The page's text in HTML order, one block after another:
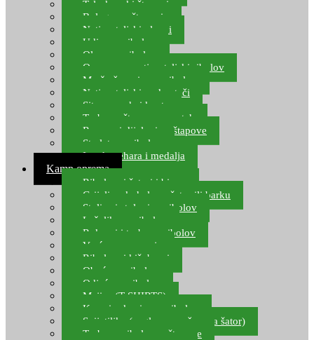
Teleskopski štapovi
Bolognese štapovi
Natjecateljski plovci
Udice za ribolov
Olovo za ribolov
Oprema za natjecateljski ribolov
Mreže čuvarice za ribolov
Natjecateljski podmetači
Sito, posude i kante
Torbe za štapove – match
Rezervni dijelovi za štapove
Starlete za ribolov
Izrada pehara i medalja
Kamp oprema
Ribolovni šatori i bivvy
Grijalice, kuhala za šator ili barku
Stolice i stolovi za ribolov
Ležaljke za ribolov
Ruksaci i torbe za ribolov
Vreće za spavanje
Ribolovni kišobrani
Obuća za ribolov
Odjeća za ribolov
Majice (T-SHIRTS)
Kape i rukavice za ribolov
Svijetiljke (naglavne, ručne, za šator)
Torbe za ribolovne štapove